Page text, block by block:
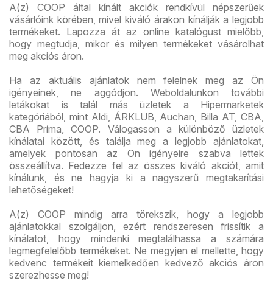
A(z) COOP által kínált akciók rendkívül népszerűek
vásárlóink körében, mivel kiváló árakon kínálják a legjobb
termékeket. Lapozza át az online katalógust mielőbb,
hogy megtudja, mikor és milyen termékeket vásárolhat
meg akciós áron.
Ha az aktuális ajánlatok nem felelnek meg az Ön
igényeinek, ne aggódjon. Weboldalunkon további
letákokat is talál más üzletek a Hipermarketek
kategóriából, mint Aldi, ÁRKLUB, Auchan, Billa AT, CBA,
CBA Príma, COOP. Válogasson a különböző üzletek
kínálatai között, és találja meg a legjobb ajánlatokat,
amelyek pontosan az Ön igényeire szabva lettek
összeállítva. Fedezze fel az összes kiváló akciót, amit
kínálunk, és ne hagyja ki a nagyszerű megtakarítási
lehetőségeket!
A(z) COOP mindig arra törekszik, hogy a legjobb
ajánlatokkal szolgáljon, ezért rendszeresen frissítik a
kínálatot, hogy mindenki megtalálhassa a számára
legmegfelelőbb termékeket. Ne megyjen el mellette, hogy
kedvenc termékeit kiemelkedően kedvező akciós áron
szerezhesse meg!